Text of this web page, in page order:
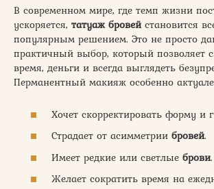
В современном мире, где темп жизни
ускоряется, татуаж бровейстановится
популярным решением. Это не просто
практичный выбор, который позволяет
время, деньги и всегда выглядеть
Перманентный макияж особенно
Хочет скорректировать форму и
Страдает от асимметрии бровей.
Имеет редкие или светлые брови.
Желает сократить время на